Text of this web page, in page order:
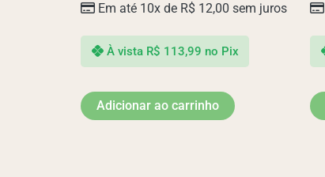
Em até 10x de R$ 12,00 sem juros
À vista R$ 113,99 no Pix
Adicionar ao carrinho